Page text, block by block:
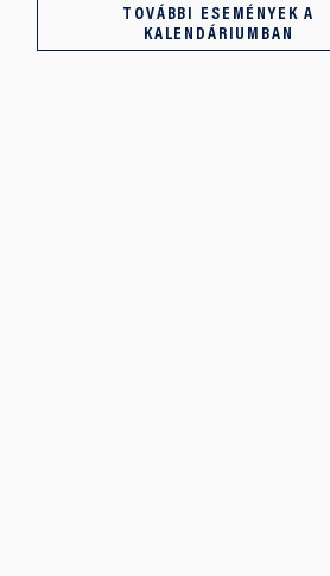
TOVÁBBI ESEMÉNYEK A
KALENDÁRIUMBAN